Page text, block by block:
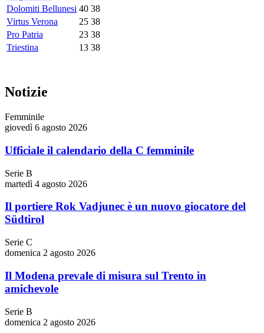
Dolomiti Bellunesi 40 38
Virtus Verona
25 38
Pro Patria
23 38
Triestina
13 38
Notizie
Femminile
giovedì 6 agosto 2026
Ufficiale il calendario della C femminile
Serie B
martedì 4 agosto 2026
Il portiere Rok Vadjunec è un nuovo giocatore del
Südtirol
Serie C
domenica 2 agosto 2026
Il Modena prevale di misura sul Trento in
amichevole
Serie B
domenica 2 agosto 2026